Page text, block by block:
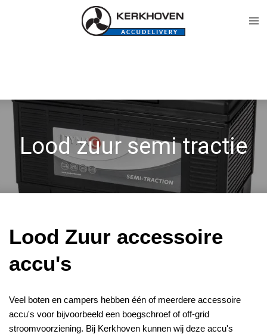
Lood zuur semi tractie
Lood Zuur accessoire
accu's
Veel boten en campers hebben één of meerdere accessoire
accu's voor bijvoorbeeld een boegschroef of off-grid
stroomvoorziening. Bij Kerkhoven kunnen wij deze accu's